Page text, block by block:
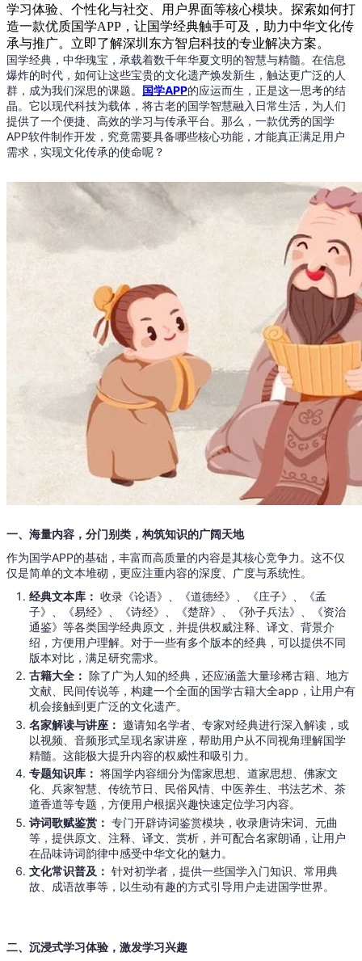
学习体验、个性化与社交、用户界面等核心模块。探索如何打
造一款优质国学APP，让国学经典触手可及，助力中华文化传
承与推广。立即了解深圳东方智启科技的专业解决方案。
国学经典，中华瑰宝，承载着数千年华夏文明的智慧与精髓。在信息
爆炸的时代，如何让这些宝贵的文化遗产焕发新生，触达更广泛的人
群，成为我们深思的课题。 国学APP的应运而生，正是这一思考的结
晶。它以现代科技为载体，将古老的国学智慧融入日常生活，为人们
提供了一个便捷、高效的学习与传承平台。那么，一款优秀的国学
APP软件制作开发，究竟需要具备哪些核心功能，才能真正满足用户
需求，实现文化传承的使命呢？
一、海量内容，分门别类，构筑知识的广阔天地
作为国学APP的基础，丰富而高质量的内容是其核心竞争力。这不仅
仅是简单的文本堆砌，更应注重内容的深度、广度与系统性。
经典文本库： 收录《论语》、《道德经》、《庄子》、《孟
子》、《易经》、《诗经》、《楚辞》、《孙子兵法》、《资治
通鉴》等各类国学经典原文，并提供权威注释、译文、背景介
绍，方便用户理解。对于一些有多个版本的经典，可以提供不同
版本对比，满足研究需求。
古籍大全： 除了广为人知的经典，还应涵盖大量珍稀古籍、地方
文献、民间传说等，构建一个全面的国学古籍大全app，让用户有
机会接触到更广泛的文化遗产。
名家解读与讲座： 邀请知名学者、专家对经典进行深入解读，或
以视频、音频形式呈现名家讲座，帮助用户从不同视角理解国学
精髓。这能极大提升内容的权威性和吸引力。
专题知识库： 将国学内容细分为儒家思想、道家思想、佛家文
化、兵家智慧、传统节日、民俗风情、中医养生、书法艺术、茶
道香道等专题，方便用户根据兴趣快速定位学习内容。
诗词歌赋鉴赏： 专门开辟诗词鉴赏模块，收录唐诗宋词、元曲
等，提供原文、注释、译文、赏析，并可配合名家朗诵，让用户
在品味诗词韵律中感受中华文化的魅力。
文化常识普及： 针对初学者，提供一些国学入门知识、常用典
故、成语故事等，以生动有趣的方式引导用户走进国学世界。
二、沉浸式学习体验，激发学习兴趣